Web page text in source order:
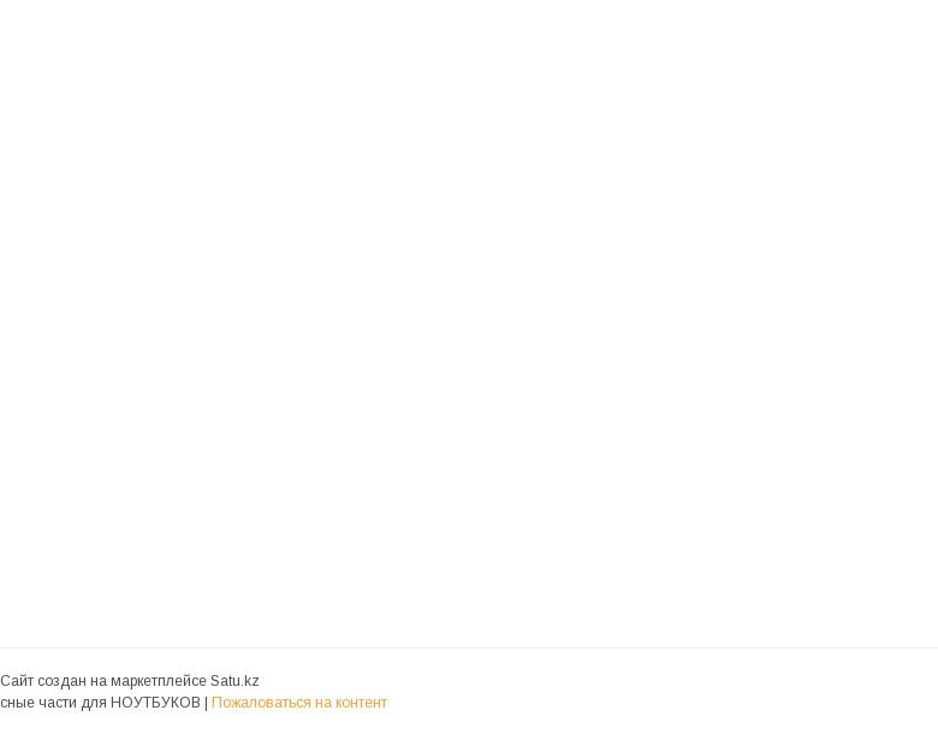
Сайт создан на маркетплейсе Satu.kz
Аксессуары и запасные части для НОУТБУКОВ | Пожаловаться на контент